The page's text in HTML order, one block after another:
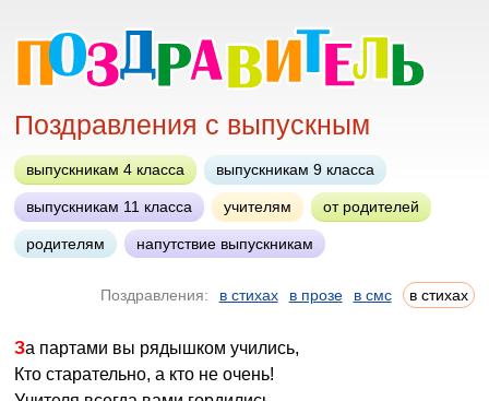
Поздравления с выпускным
выпускникам 4 класса выпускникам 9 класса
выпускникам 11 класса учителям от родителей
родителям напутствие выпускникам
Поздравления: в стихах в прозе в смс в стихах
За партами вы рядышком учились,
Кто старательно, а кто не очень!